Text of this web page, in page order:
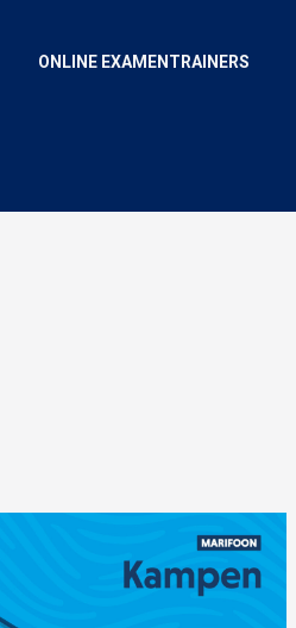
ONLINE EXAMENTRAINERS